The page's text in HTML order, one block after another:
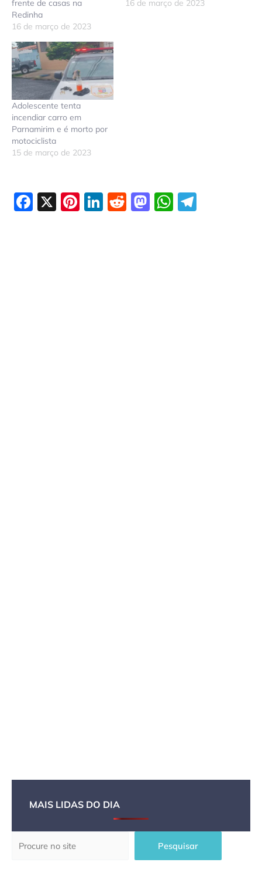
frente de casas na
Redinha
16 de março de 2023
16 de março de 2023
Adolescente tenta
incendiar carro em
Parnamirim e é morto por
motociclista
15 de março de 2023
Facebook
X Pinterest
LinkedIn
Reddit
Mastodon
MAIS LIDAS DO DIA
Pesquisar